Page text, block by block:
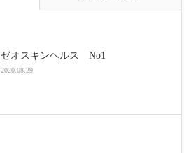
ゼオスキンヘルス No1
2020.08.29